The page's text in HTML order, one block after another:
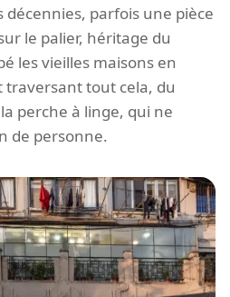
décennies, parfois une pièce
le palier, héritage du
les vieilles maisons en
traversant tout cela, du
perche à linge, qui ne
de personne.